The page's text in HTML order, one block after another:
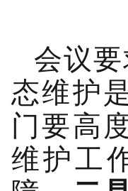
会议要
态维护
门要高
维护工